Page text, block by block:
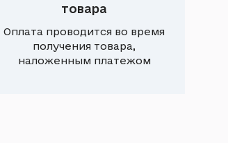
товара
Оплата проводится во время
получения товара,
наложенным платежом